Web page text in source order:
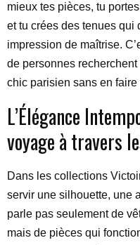
mieux tes pièces, tu
et tu crées des tenues qui
impression de maîtrise.
de personnes
chic parisien sans en faire
L’Élégance
voyage à travers
Dans les collections
servir une silhouette, une
parle pas seulement de
mais de pièces qui